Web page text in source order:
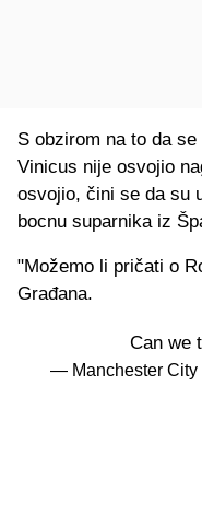
S obzirom na to da
Vinicus nije osvojio
osvojio, čini se da su
bocnu suparnika iz
"Možemo li pričati o
Građana.
Can we
— Manchester City